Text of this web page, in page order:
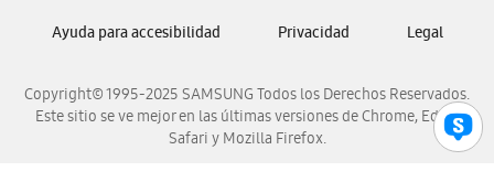
Samsung Venezuela
Copyright© 1995-2025 SAMSUNG Todos los Derechos Reservados.
Este sitio se ve mejor en las últimas versiones de Chrome, Edge,
Safari y Mozilla Firefox.
Ayuda para accesibilidad Privacidad Legal